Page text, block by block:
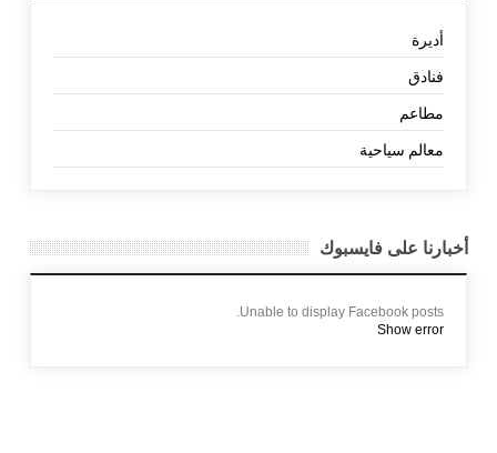
أديرة
فنادق
مطاعم
معالم سياحية
أخبارنا على فايسبوك
Unable to display Facebook posts.
Show error